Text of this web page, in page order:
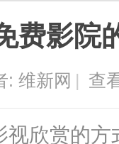
费影院
: 维新网 | 查
视欣赏的